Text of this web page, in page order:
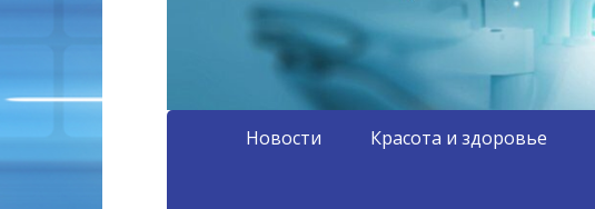
Новости Красота и здоровье